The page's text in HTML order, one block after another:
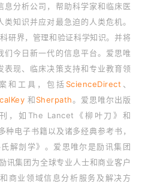
息分析公司，帮助科学家和临床医
知识并应对最急迫的人类危机。
研界，管理和验证科学知识。并将
们今日新一代的信息平台。爱思唯
表现、临床决策支持和专业教育领
和工具，包括 ScienceDirect 、
和Sherpath。爱思唯尔出版
，如The Lancet《柳叶刀》和
电子书籍以及诸多经典参考书，
解剖学》。爱思唯尔是励讯集团
讯集团为全球专业人士和商业客户
商业领域信息分析服务及解决方